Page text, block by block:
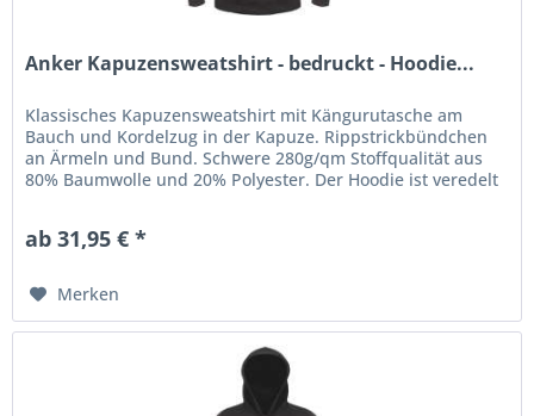
Anker Kapuzensweatshirt - bedruckt - Hoodie...
Klassisches Kapuzensweatshirt mit Kängurutasche am
Bauch und Kordelzug in der Kapuze. Rippstrickbündchen
an Ärmeln und Bund. Schwere 280g/qm Stoffqualität aus
80% Baumwolle und 20% Polyester. Der Hoodie ist veredelt
ab 31,95 € *
Merken